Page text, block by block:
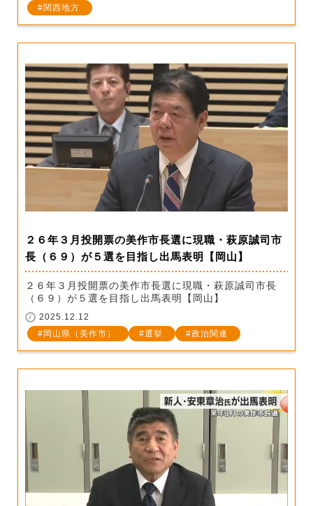
関西地方
２６年３月投開票の美作市長選に現職・萩原誠司市
長（６９）が５選を目指し出馬表明【岡山】
２６年３月投開票の美作市長選に現職・萩原誠司市長
（６９）が５選を目指し出馬表明【岡山】
2025.12.12
岡山県（美作市）
選挙 政治関連